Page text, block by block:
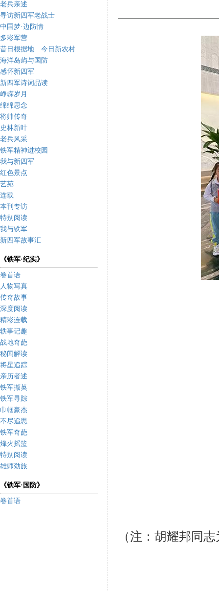
老兵亲述
寻访新四军老战士
中国梦·边防情
多彩军营
昔日根据地 今日新农村
海洋岛屿与国防
感怀新四军
新四军诗词品读
峥嵘岁月
绵绵思念
将帅传奇
史林新叶
老兵风采
铁军精神进校园
我与新四军
红色景点
艺苑
连载
本刊专访
特别阅读
我与铁军
新四军故事汇
《铁军·纪实》
卷首语
人物写真
传奇故事
深度阅读
精彩连载
轶事记趣
战地奇葩
秘闻解读
将星追踪
亲历者述
铁军撷英
铁军寻踪
巾帼豪杰
不尽追思
铁军奇葩
烽火摇篮
特别阅读
雄师劲旅
《铁军·国防》
卷首语
（注：胡耀邦同